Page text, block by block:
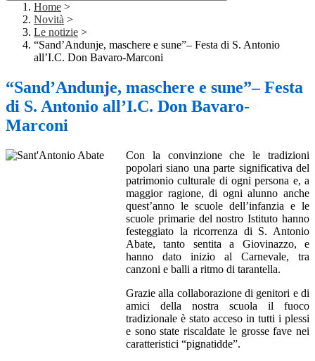
Home >
Novità >
Le notizie >
“Sand’Andunje, maschere e sune”– Festa di S. Antonio
all’I.C. Don Bavaro-Marconi
“Sand’Andunje, maschere e sune”– Festa
di S. Antonio all’I.C. Don Bavaro-
Marconi
Con la convinzione che le tradizioni
popolari siano una parte significativa del
patrimonio culturale di ogni persona e, a
maggior ragione, di ogni alunno anche
quest’anno le scuole dell’infanzia e le
scuole primarie del nostro Istituto hanno
festeggiato la ricorrenza di S. Antonio
Abate, tanto sentita a Giovinazzo, e
hanno dato inizio al Carnevale, tra
canzoni e balli a ritmo di tarantella.
Grazie alla collaborazione di genitori e di
amici della nostra scuola il fuoco
tradizionale è stato acceso in tutti i plessi
e sono state riscaldate le grosse fave nei
caratteristici “pignatidde”.